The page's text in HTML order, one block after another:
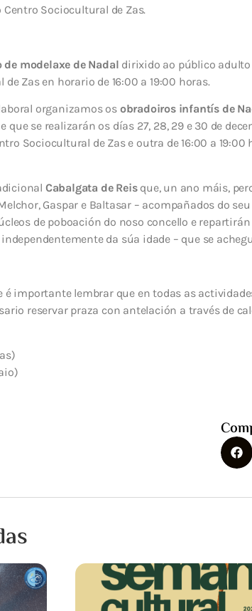
Sociocultural de Zas.
modelaxe de Nadal dirixido ao público adulto
de Zas en horario de 16:00 a 19:00 horas.
organizamos os obradoiros infantís de
se realizarán os días 27, 28, 29 e 30 de
Sociocultural de Zas e outra de 16:00 a 19:00
Cabalgata de Reisque, un ano máis,
Gaspar e Baltasar – acompañados do
de poboación do noso concello e
da súa idade – que se
importante lembrar que en todas as
reservar praza con antelación a través de
15 XULLO, 2026
Notificación de
programada da